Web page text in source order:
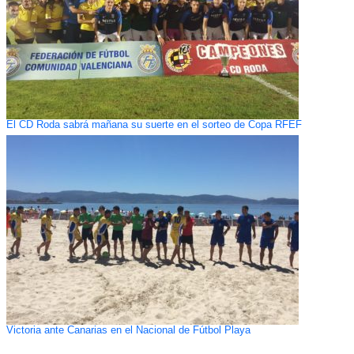
El CD Roda sabrá mañana su suerte en el sorteo de Copa RFEF
Victoria ante Canarias en el Nacional de Fútbol Playa